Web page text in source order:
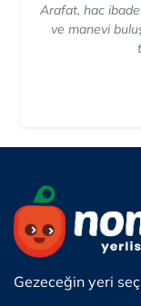
Arafat, hac
ve manevi
Gezeceğin yeri